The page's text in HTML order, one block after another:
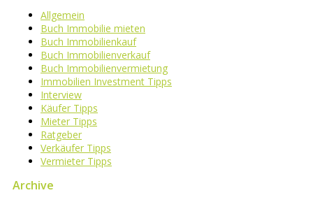
Allgemein
Buch Immobilie mieten
Buch Immobilienkauf
Buch Immobilienverkauf
Buch Immobilienvermietung
Immobilien Investment Tipps
Interview
Käufer Tipps
Mieter Tipps
Ratgeber
Verkäufer Tipps
Vermieter Tipps
Archive